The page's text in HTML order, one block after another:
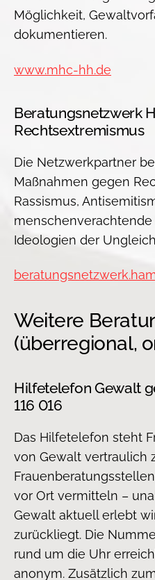
Möglichkeit,
dokumentieren.
www.mhc-hh.de
Beratungsnetzwerk
Rechtsextremismus
Die Netzwerkpartner
Maßnahmen gegen
Rassismus,
Ideologien der
Weitere
(überregional,
Hilfetelefon Gewalt
116 016
Das Hilfetelefon steht
von Gewalt vertraulich
vor Ort vermitteln –
Gewalt aktuell erlebt
zurückliegt. Die
rund um die Uhr
anonym. Zusätzlich